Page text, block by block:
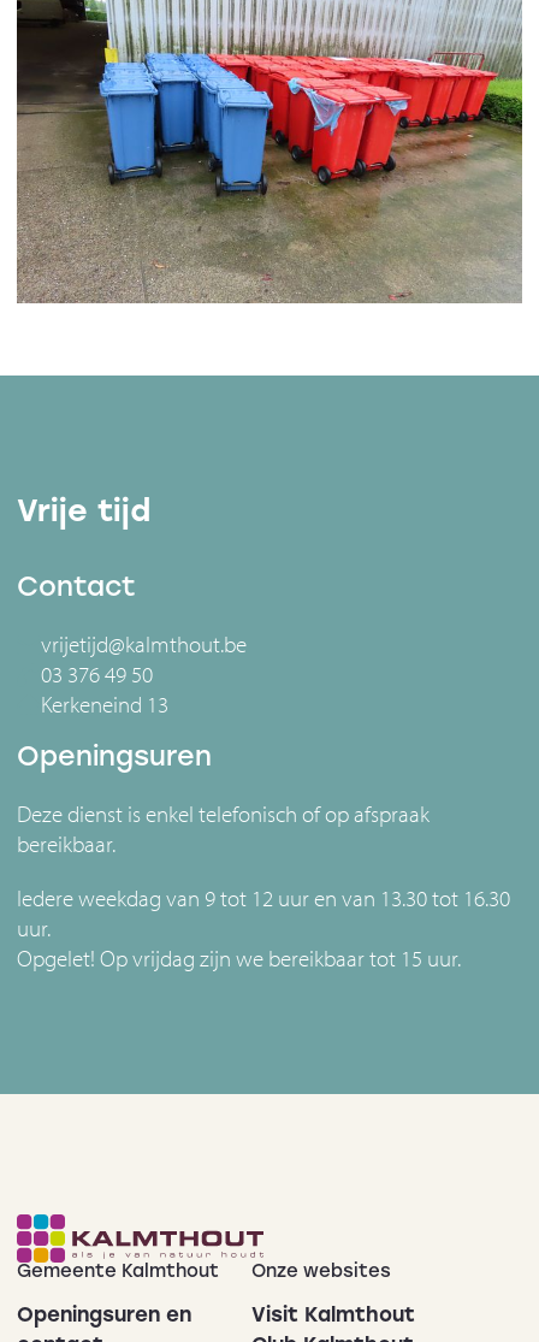
Vrije tijd
Contact
vrijetijd@kalmthout.be
03 376 49 50
Kerkeneind 13
Openingsuren
Deze dienst is enkel telefonisch of op afspraak
bereikbaar.
Iedere weekdag van 9 tot 12 uur en van 13.30 tot 16.30
uur.
Opgelet! Op vrijdag zijn we bereikbaar tot 15 uur.
Gemeente Kalmthout
Openingsuren en
Onze websites
Visit Kalmthout